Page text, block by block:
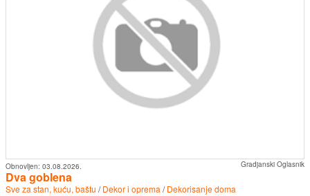
Gradjanski Oglasnik
Obnovljen: 03.08.2026.
Dva goblena
Sve za stan, kuću, baštu /Dekor i oprema /Dekorisanje doma